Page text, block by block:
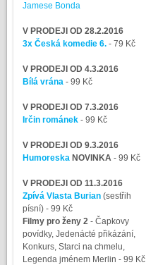
Jamese Bonda
V PRODEJI OD 28.2.2016
3x Česká komedie 6. - 79 Kč
V PRODEJI OD 4.3.2016
Bílá vrána- 99 Kč
V PRODEJI OD 7.3.2016
Irčin románek - 99 Kč
V PRODEJI OD 9.3.2016
HumoreskaNOVINKA - 99 Kč
V PRODEJI OD 11.3.2016
Zpívá Vlasta Burian (sestřih
písní) - 99 Kč
Filmy pro ženy 2- Čapkovy
povídky, Jedenácté přikázání,
Konkurs, Starci na chmelu,
Legenda jménem Merlin - 99 Kč